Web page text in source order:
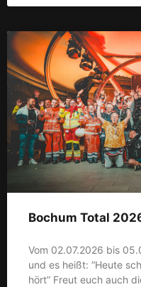
Bochum Total
Vom 02.07.2026 bis
und es heißt: “Heute
hört” Freut euch auch